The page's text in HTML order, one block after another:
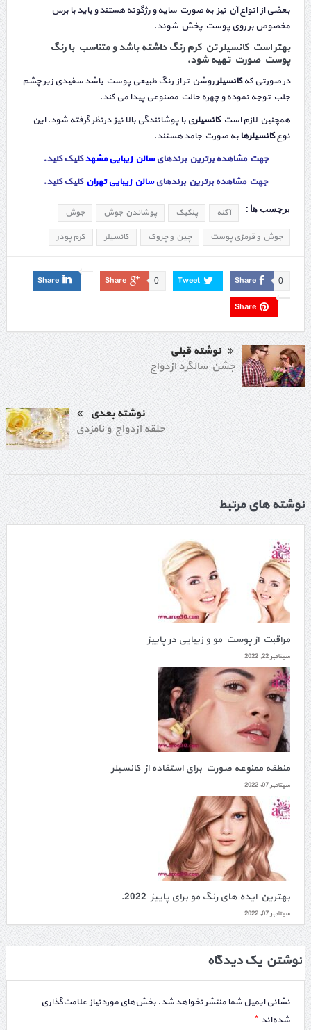
بعضی از انواع آن نیز به صورت سایه و رژگونه هستند و باید با برس
مخصوص بر روی پوست پخش شوند.
بهتر است کانسیلر تن کرم رنگ داشته باشد و متناسب با رنگ
پوست صورت تهیه شود.
در صورتی کهکانسیلرروشن تر از رنگ طبیعی پوست باشد سفیدی زیر چشم
جلب توجه نموده و چهره حالت مصنوعی پیدا می کند.
همچنین لازم استکانسیلری با پوشانندگی بالا نیز درنظر گرفته شود. این
نوعکانسیلرها به صورت جامد هستند.
جهت مشاهده برترین برندهایسالن زیبایی مشهدکلیک کنید.
جهت مشاهده برترین برندهایسالن زیبایی تهران کلیک کنید.
برچسب ها : آکنه پنکیک پوشاندن جوش
جوش
جوش و قرمزی پوست
چین و چروک کانسیلر کرم پودر
Share 0
Tweet
Share 0
Share
Share
نوشته قبلی
جشن سالگرد ازدواج
نوشته بعدی
حلقه ازدواج و نامزدی
نوشته های مرتبط
مراقبت از پوست مو و زیبایی در پاییز
سپتامبر 22, 2022
منطقه ممنوعه صورت برای استفاده از کانسیلر
سپتامبر 07, 2022
بهترین ایده های رنگ مو برای پاییز 2022.
سپتامبر 07, 2022
نوشتن یک دیدگاه
نشانی ایمیل شما منتشر نخواهد شد. بخش‌های موردنیاز علامت‌گذاری
شده‌اند *